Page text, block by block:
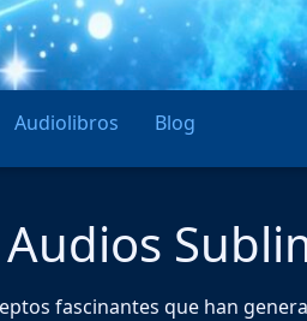
Audiolibros Blog
fascinantes que han